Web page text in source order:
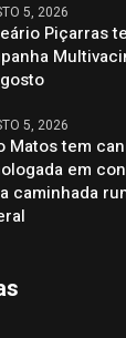
5, 2026
Piçarras
5, 2026
Matos tem
em
caminhada